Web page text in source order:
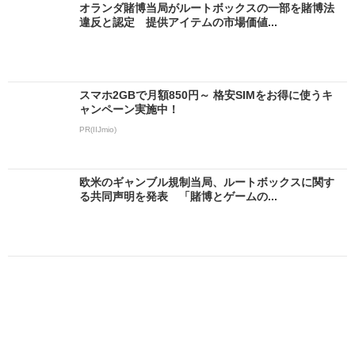
オランダ賭博当局がルートボックスの一部を賭博法
違反と認定 提供アイテムの市場価値...
スマホ2GBで月額850円～ 格安SIMをお得に使うキ
ャンペーン実施中！
PR(IIJmio)
欧米のギャンブル規制当局、ルートボックスに関す
る共同声明を発表 「賭博とゲームの...